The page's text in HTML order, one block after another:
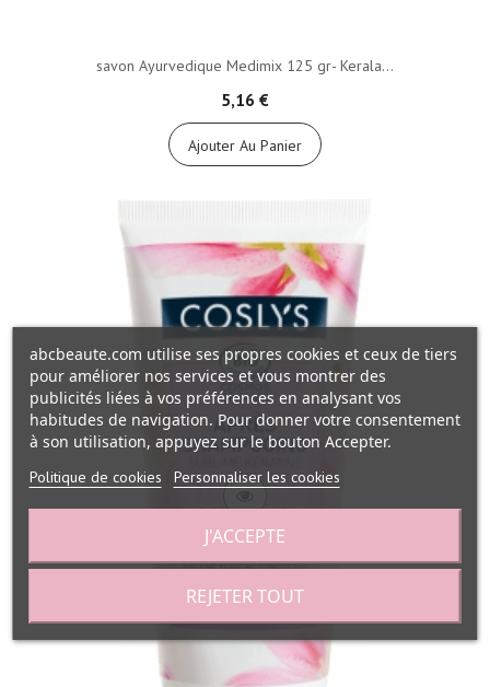
savon Ayurvedique Medimix 125 gr- Kerala...
5,16 €
Ajouter Au Panier
abcbeaute.com utilise ses propres cookies et ceux de tiers
pour améliorer nos services et vous montrer des
publicités liées à vos préférences en analysant vos
habitudes de navigation. Pour donner votre consentement
à son utilisation, appuyez sur le bouton Accepter.
Politique de cookies Personnaliser les cookies
REJETER TOUT
J'ACCEPTE